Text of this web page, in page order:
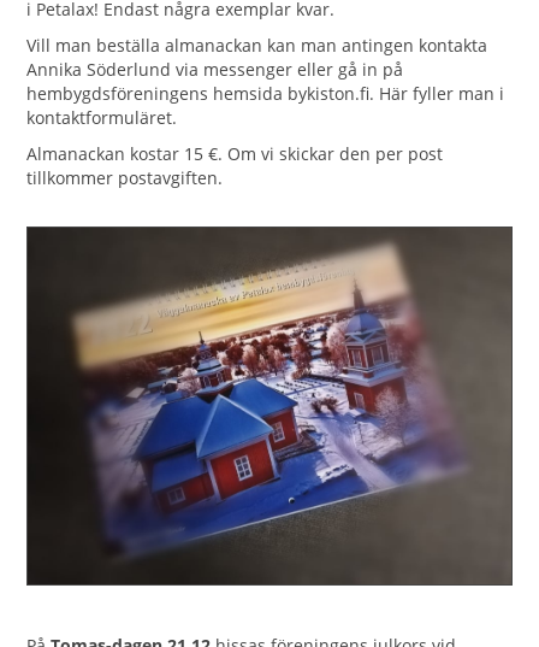
i Petalax! Endast några exemplar kvar.
Vill man beställa almanackan kan man antingen kontakta
Annika Söderlund via messenger eller gå in på
hembygdsföreningens hemsida bykiston.fi. Här fyller man i
kontaktformuläret.
Almanackan kostar 15 €. Om vi skickar den per post
tillkommer postavgiften.